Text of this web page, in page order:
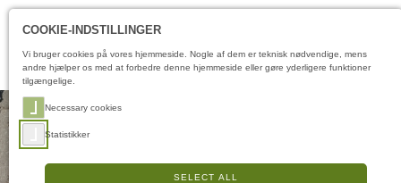
COOKIE-INDSTILLINGER
Vi bruger cookies på vores hjemmeside. Nogle af dem er teknisk nødvendige, mens
andre hjælper os med at forbedre denne hjemmeside eller gøre yderligere funktioner
tilgængelige.
Necessary cookies
Statistikker
SELECT ALL